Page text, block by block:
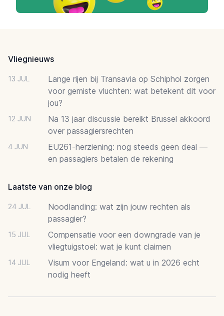
Vliegnieuws
13 JUL
Lange rijen bij Transavia op Schiphol zorgen
voor gemiste vluchten: wat betekent dit voor
jou?
12 JUN
Na 13 jaar discussie bereikt Brussel akkoord
over passagiersrechten
4 JUN
EU261-herziening: nog steeds geen deal —
en passagiers betalen de rekening
Laatste van onze blog
24 JUL
Noodlanding: wat zijn jouw rechten als
passagier?
15 JUL
Compensatie voor een downgrade van je
vliegtuigstoel: wat je kunt claimen
14 JUL
Visum voor Engeland: wat u in 2026 echt
nodig heeft